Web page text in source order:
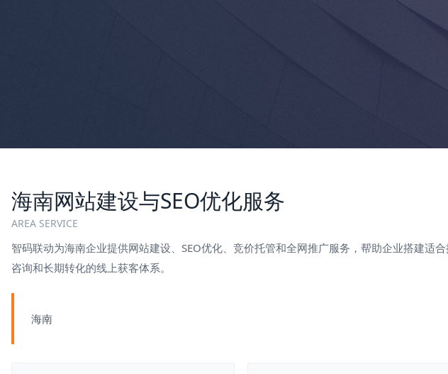
海南网站建设与SEO优化服务
AREA SERVICE
智码联动为海南企业提供网站建设、SEO优化、竞价托管和全网推广服务，帮助企业搭建适
咨询和长期转化的线上获客体系。
海南